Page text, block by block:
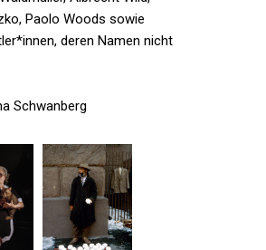
Paolo Woods sowie
deren Namen nicht
Schwanberg